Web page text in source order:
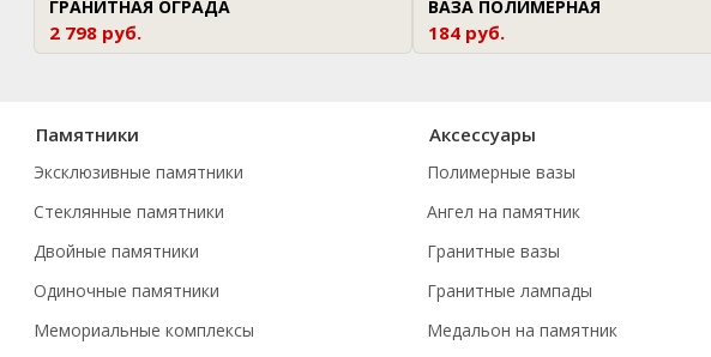
ГРАНИТНАЯ ОГРАДА
2 798 руб.
ВАЗА ПОЛИМЕРНАЯ
184 руб.
Памятники
Эксклюзивные памятники
Стеклянные памятники
Двойные памятники
Одиночные памятники
Мемориальные комплексы
Аксессуары
Полимерные вазы
Ангел на памятник
Гранитные вазы
Гранитные лампады
Медальон на памятник